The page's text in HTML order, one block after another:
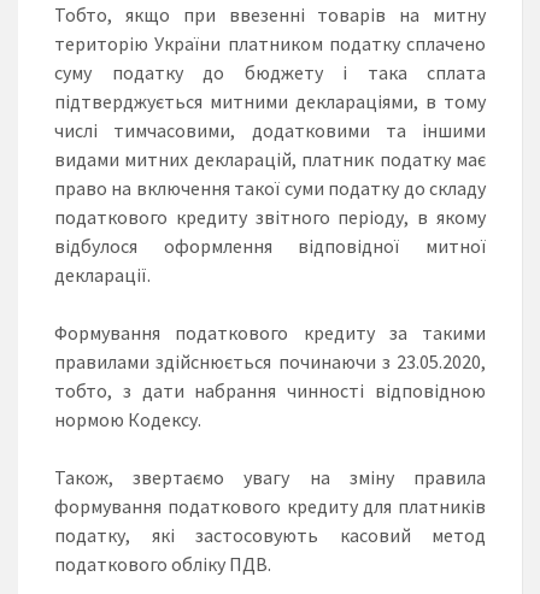
Тобто, якщо при ввезенні товарів на митну
територію України платником податку сплачено
суму податку до бюджету і така сплата
підтверджується митними деклараціями, в тому
числі тимчасовими, додатковими та іншими
видами митних декларацій, платник податку має
право на включення такої суми податку до складу
податкового кредиту звітного періоду, в якому
відбулося оформлення відповідної митної
декларації.
Формування податкового кредиту за такими
правилами здійснюється починаючи з 23.05.2020,
тобто, з дати набрання чинності відповідною
нормою Кодексу.
Також, звертаємо увагу на зміну правила
формування податкового кредиту для платників
податку, які застосовують касовий метод
податкового обліку ПДВ.